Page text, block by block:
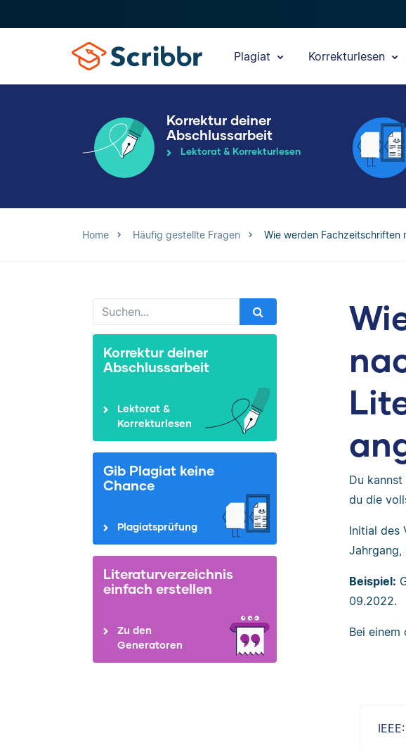
Plagiat Korrekturlesen
Korrektur deiner
Abschlussarbeit
Lektorat & Korrekturlesen
Home Häufig gestellte Fragen Wie werden Fachzeitschriften
Korrektur deiner
Abschlussarbeit
Lektorat &
Korrekturlesen
Gib Plagiat keine
Chance
Plagiatsprüfung
Literaturverzeichnis
einfach erstellen
Zu den
Generatoren
Du kannst
du die
Initial des
Jahrgang,
Beispiel:
09.2022.
Bei